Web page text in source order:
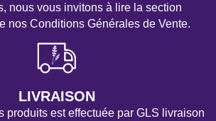
nous vous invitons à lire la section
nos Conditions Générales de Vente.
LIVRAISON
produits est effectuée par GLS livraison